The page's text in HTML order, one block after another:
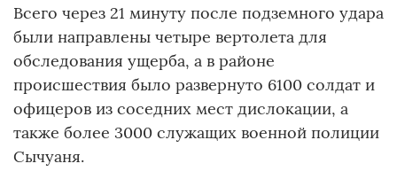
Всего через 21 минуту после подземного удара
были направлены четыре вертолета для
обследования ущерба, а в районе
происшествия было развернуто 6100 солдат и
офицеров из соседних мест дислокации, а
также более 3000 служащих военной полиции
Сычуаня.